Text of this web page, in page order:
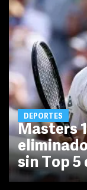
DEPORTES
Masters
sin Top 5